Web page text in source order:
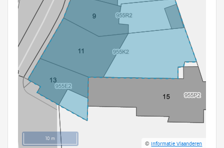
10 m
©Informatie Vlaanderen